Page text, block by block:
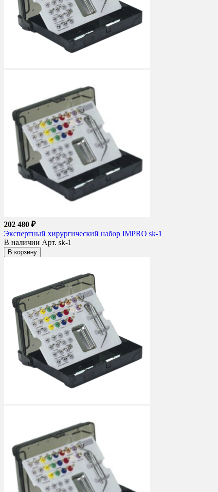
202 480 ₽
Экспертный хирургический набор IMPRO sk-1
В наличии Арт. sk-1
В корзину